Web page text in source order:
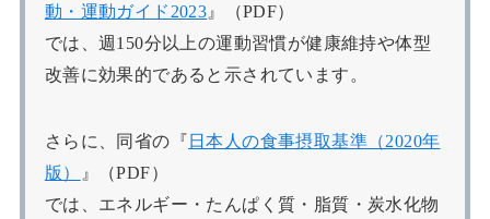
動・運動ガイド2023 』（PDF）
では、週150分以上の運動習慣が健康維持や体型
改善に効果的であると示されています。
さらに、同省の『 日本人の食事摂取基準（2020年
版）
』（PDF）
では、エネルギー・たんぱく質・脂質・炭水化物